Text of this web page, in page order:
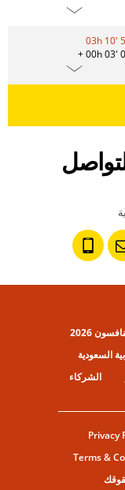
03h 10'
+ 00h 03'
2026
السعودية
الشركاء
Privacy
Terms &